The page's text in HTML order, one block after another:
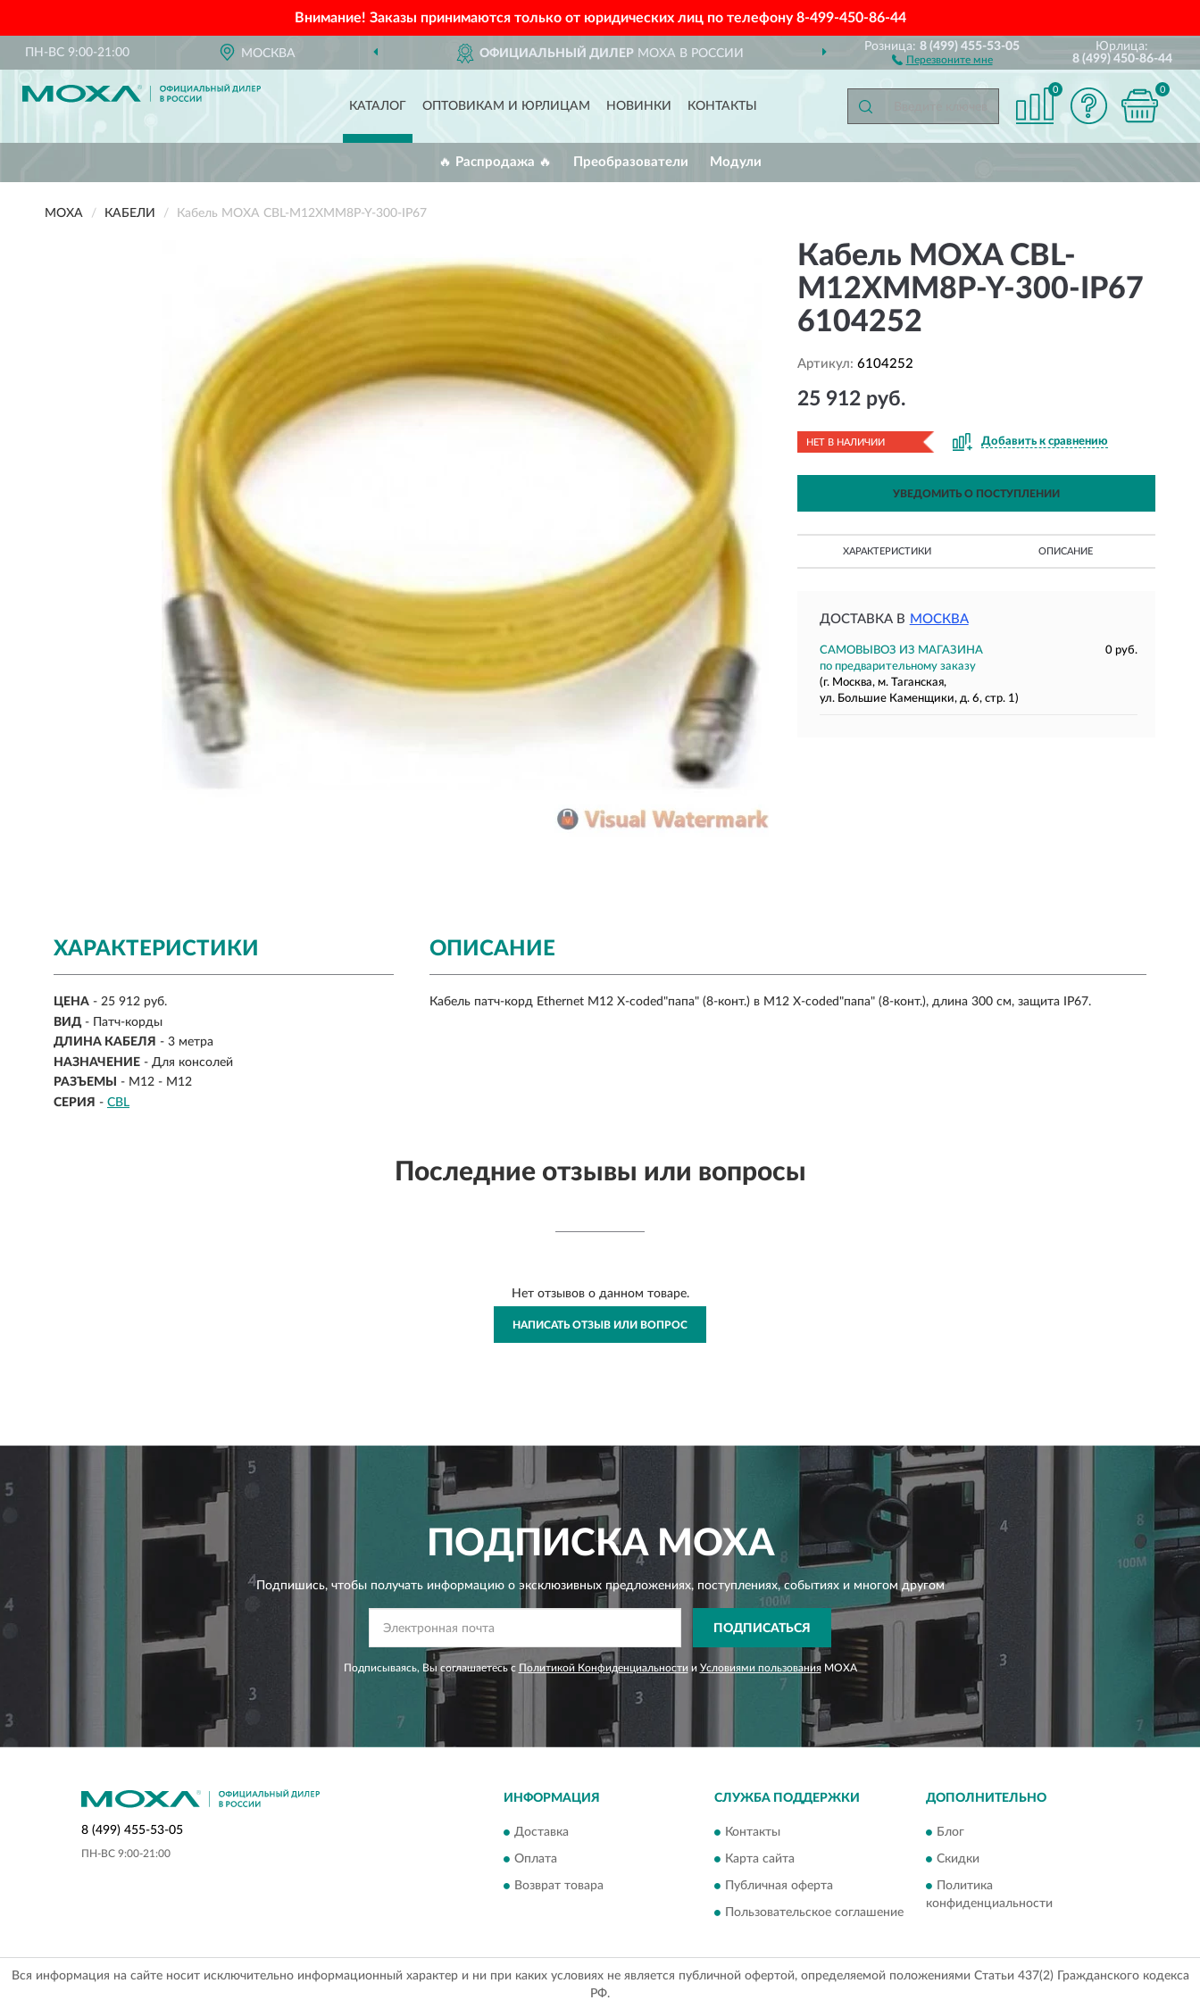
Внимание! Заказы принимаются только от юридических лиц по телефону8-499-450-86-44
ПН-ВС 9:00-21:00 МОСКВА ОФИЦИАЛЬНЫЙ ДИЛЕРMOXA В РОССИИ ДОСТАВИМ ПО ВСЕЙ РОССИИ
Розница:8 (499) 455-53-05
Перезвоните мне
Юрлица:
8 (499) 450-86-44
КАТАЛОГ ОПТОВИКАМ И ЮРЛИЦАМ НОВИНКИ КОНТАКТЫ
0 0
🔥 Распродажа 🔥 Преобразователи Модули
MOXA КАБЕЛИ Кабель MOXA CBL-M12XMM8P-Y-300-IP67
Кабель MOXA CBL-
M12XMM8P-Y-300-IP67
6104252
Артикул: 6104252
25 912 руб.
НЕТ В НАЛИЧИИ Добавить к сравнению
УВЕДОМИТЬ О ПОСТУПЛЕНИИ
ХАРАКТЕРИСТИКИ ОПИСАНИЕ
ДОСТАВКА В МОСКВА
САМОВЫВОЗ ИЗ МАГАЗИНА
0 руб.
по предварительному заказу
(г. Москва, м. Таганская,
ул. Большие Каменщики, д. 6, стр. 1)
ХАРАКТЕРИСТИКИ
ЦЕНА - 25 912 руб.
ВИД - Патч-корды
ДЛИНА КАБЕЛЯ - 3 метра
НАЗНАЧЕНИЕ - Для консолей
РАЗЪЕМЫ
- M12 - M12
СЕРИЯ - CBL
ОПИСАНИЕ
Кабель патч-корд Ethernet M12 X-coded"папа" (8-конт.) в M12 X-coded"папа" (8-конт.), длина 300 см, защита IP67.
Последние отзывы или вопросы
Нет отзывов о данном товаре.
НАПИСАТЬ ОТЗЫВ ИЛИ ВОПРОС
ПОДПИСКАMOXA
Подпишись, чтобы получать информацию о эксклюзивных предложениях,поступлениях, событиях и многом другом
ПОДПИСАТЬСЯ
Подписываясь, Вы соглашаетесь с Политикой Конфиденциальности и Условиями пользованияMOXA
8 (499) 455-53-05
ПН-ВС 9:00-21:00
ИНФОРМАЦИЯ
Доставка
Оплата
Возврат товара
СЛУЖБА ПОДДЕРЖКИ
Контакты
Карта сайта
Публичная оферта
Пользовательское соглашение
ДОПОЛНИТЕЛЬНО
Блог
Скидки
Политика
конфиденциальности
Вся информация на сайте носит исключительно информационный характер и ни при каких условиях не является публичной офертой, определяемой положениями Статьи 437(2) Гражданского кодекса
РФ.